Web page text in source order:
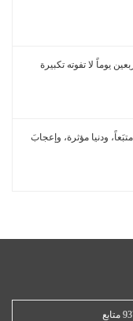
يوماً لا تفوته تكبيرة
ودنيا مؤثرة، وإعجابَ
متابع